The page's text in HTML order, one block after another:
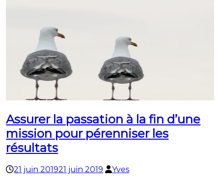
Assurer la passation à la fin d’une
mission pour pérenniser les
résultats
21 juin 201921 juin 2019
Yves